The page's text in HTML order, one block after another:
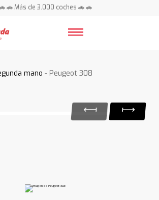
🚗 Más de 3.000 coches 🚗 🚗
mano - Peugeot 308